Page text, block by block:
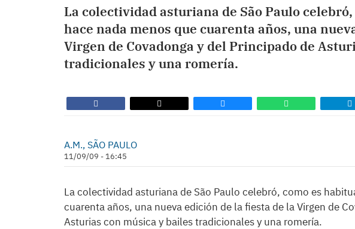
La colectividad asturiana de São Paulo
hace nada menos que cuarenta años, una
Virgen de Covadonga y del Principado de
tradicionales y una romería.
A.M., SÃO PAULO
11/09/09 - 16:45
La colectividad asturiana de São Paulo celebró, como es
cuarenta años, una nueva edición de la fiesta de la Virgen de
Asturias con música y bailes tradicionales y una romería.